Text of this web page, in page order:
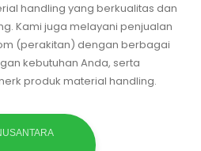
handling yang berkualitas dan
Kami juga melayani penjualan
(perakitan) dengan berbagai
kebutuhan Anda, serta
produk material handling.